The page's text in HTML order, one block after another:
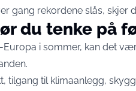
gang rekordene slås, skjer
du tenke på
Europa i sommer, kan det
tilgang til klimaanlegg,